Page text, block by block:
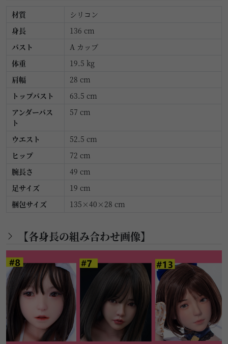
材質
シリコン
身長
136 cm
バスト
A カップ
体重
19.5 kg
肩幅
28 cm
トップバスト
63.5 cm
アンダーバス
ト
57 cm
ウエスト
52.5 cm
ヒップ
72 cm
腕長さ
49 cm
足サイズ
19 cm
梱包サイズ
135×40×28 cm
【各身長の組み合わせ画像】